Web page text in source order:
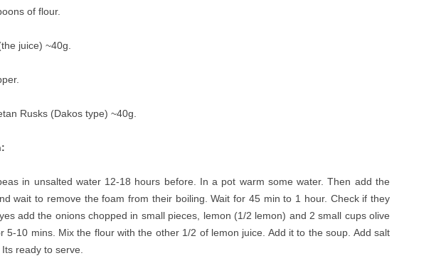
of flour.
juice) ~40g.
Rusks (Dakos type) ~40g.
in unsalted water 12-18 hours before. In a pot warm some water. Then add the
wait to remove the foam from their boiling. Wait for 45 min to 1 hour. Check if they
add the onions chopped in small pieces, lemon (1/2 lemon) and 2 small cups olive
5-10 mins. Mix the flour with the other 1/2 of lemon juice. Add it to the soup. Add salt
ready to serve.